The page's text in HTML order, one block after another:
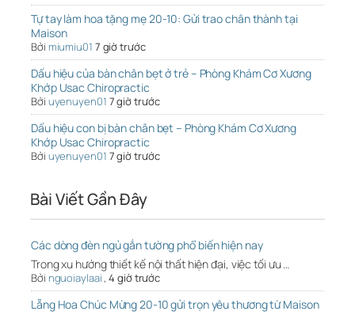
Tự tay làm hoa tặng mẹ 20-10: Gửi trao chân thành tại
Maison
Bởi miumiu01 7 giờ trước
Dấu hiệu của bàn chân bẹt ở trẻ – Phòng Khám Cơ Xương
Khớp Usac Chiropractic
Bởi uyenuyen01 7 giờ trước
Dấu hiệu con bị bàn chân bẹt – Phòng Khám Cơ Xương
Khớp Usac Chiropractic
Bởi uyenuyen01 7 giờ trước
Bài Viết Gần Đây
Các dòng đèn ngủ gắn tường phổ biến hiện nay
Trong xu hướng thiết kế nội thất hiện đại, việc tối ưu …
Bởi nguoiaylaai,4 giờ trước
Lẵng Hoa Chúc Mừng 20-10 gửi trọn yêu thương từ Maison